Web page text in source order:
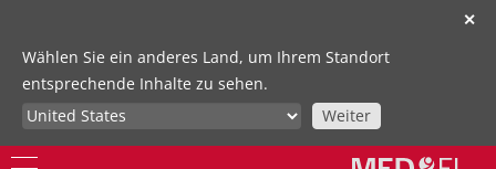
✕
Wählen Sie ein anderes Land, um Ihrem Standort
entsprechende Inhalte zu sehen.
Weiter